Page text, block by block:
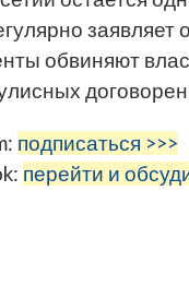
обвиняют
подписаться >>>
перейти и